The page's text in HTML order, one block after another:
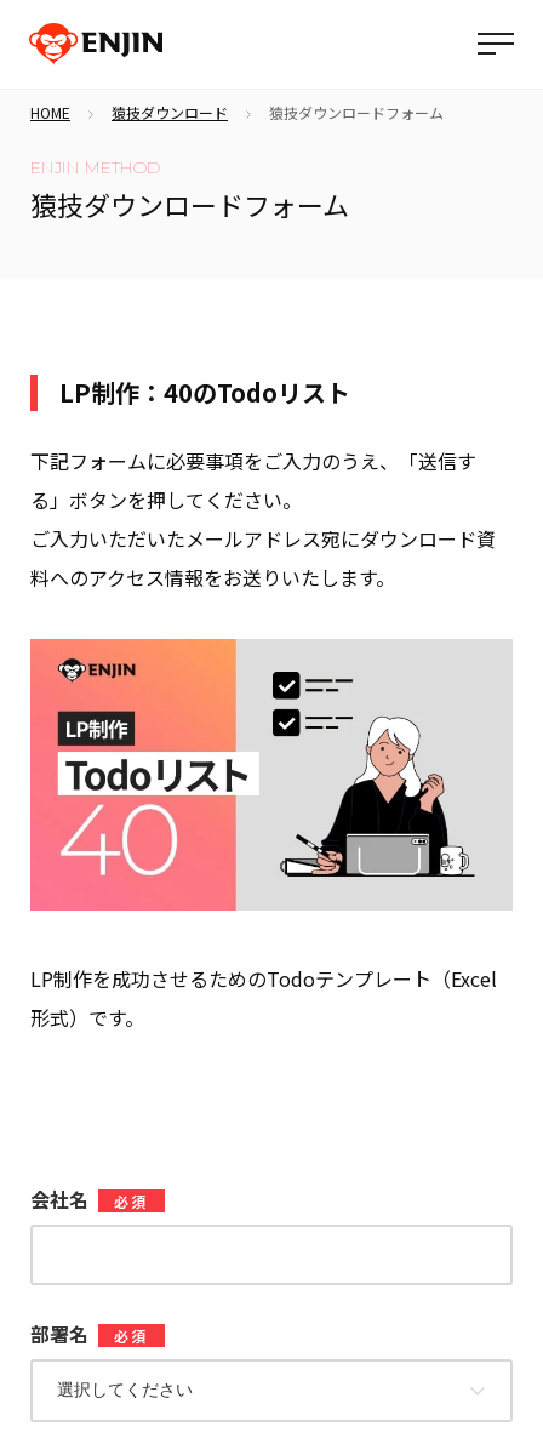
HOME 猿技ダウンロード 猿技ダウンロードフォーム
ENJIN METHOD
猿技ダウンロードフォーム
LP制作：40のTodoリスト
下記フォームに必要事項をご入力のうえ、「送信す
る」ボタンを押してください。
ご入力いただいたメールアドレス宛にダウンロード資
料へのアクセス情報をお送りいたします。
LP制作を成功させるためのTodoテンプレート（Excel
形式）です。
会社名 *
部署名